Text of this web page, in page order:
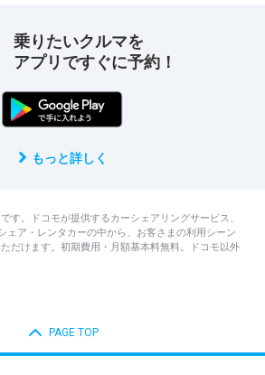
乗りたいクルマを
アプリですぐに予約！
もっと詳しく
す。ドコモが提供するカーシェアリングサービス、
ェア・レンタカーの中から、お客さまの利用シーン
だけます。初期費用・月額基本料無料。ドコモ以外
PAGE TOP